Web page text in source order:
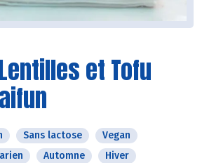
et Tofu
Sans lactose
Vegan
Automne Hiver